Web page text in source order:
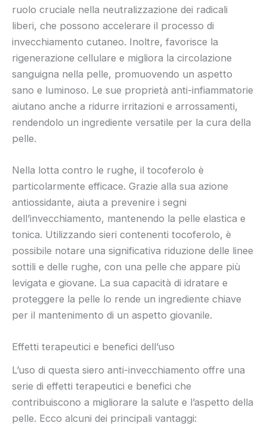
ruolo cruciale nella neutralizzazione dei radicali
liberi, che possono accelerare il processo di
invecchiamento cutaneo. Inoltre, favorisce la
rigenerazione cellulare e migliora la circolazione
sanguigna nella pelle, promuovendo un aspetto
sano e luminoso. Le sue proprietà anti-infiammatorie
aiutano anche a ridurre irritazioni e arrossamenti,
rendendolo un ingrediente versatile per la cura della
pelle.
Nella lotta contro le rughe, il tocoferolo è
particolarmente efficace. Grazie alla sua azione
antiossidante, aiuta a prevenire i segni
dell’invecchiamento, mantenendo la pelle elastica e
tonica. Utilizzando sieri contenenti tocoferolo, è
possibile notare una significativa riduzione delle linee
sottili e delle rughe, con una pelle che appare più
levigata e giovane. La sua capacità di idratare e
proteggere la pelle lo rende un ingrediente chiave
per il mantenimento di un aspetto giovanile.
Effetti terapeutici e benefici dell’uso
L’uso di questa siero anti-invecchiamento offre una
serie di effetti terapeutici e benefici che
contribuiscono a migliorare la salute e l’aspetto della
pelle. Ecco alcuni dei principali vantaggi: